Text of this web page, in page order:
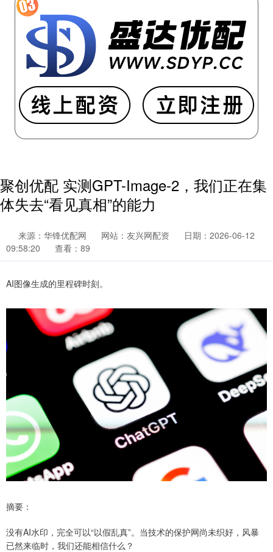
聚创优配 实测GPT-Image-2，我们正在集
体失去“看见真相”的能力
来源：华锋优配网 网站：友兴网配资
日期：2026-06-12
09:58:20
查看：89
AI图像生成的里程碑时刻。
摘要：
没有AI水印，完全可以“以假乱真”。当技术的保护网尚未织好，风暴
已然来临时，我们还能相信什么？